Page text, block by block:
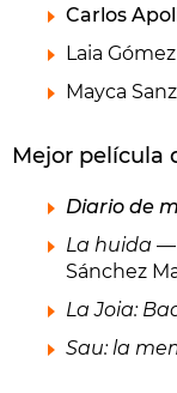
Carlos
Laia
Mayca
Mejor película
Diario de
La huida —
Sánchez
La Joia:
Sau: la